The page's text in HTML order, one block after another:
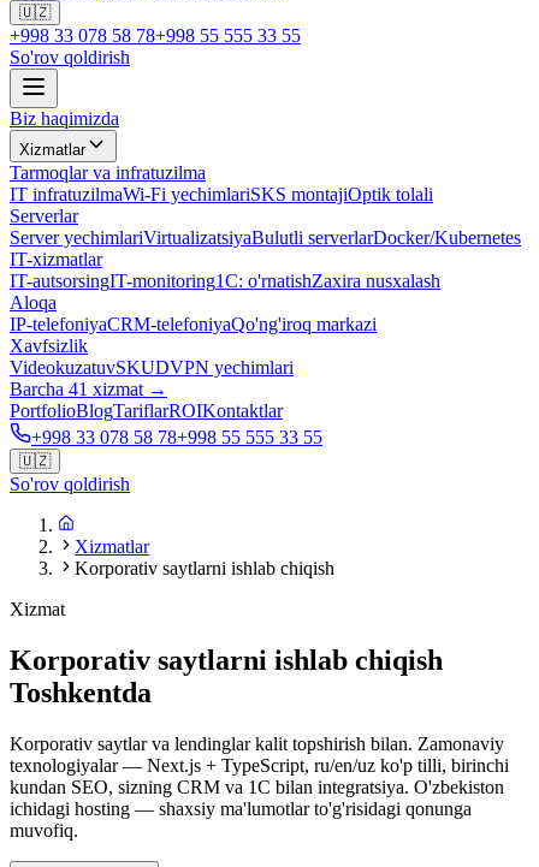
🇺🇿
+998 33 078 58 78+998 55 555 33 55
So'rov qoldirish
Biz haqimizda
Xizmatlar
Tarmoqlar va infratuzilma
IT infratuzilmaWi-Fi yechimlariSKS montajiOptik tolali
Serverlar
Server yechimlariVirtualizatsiyaBulutli serverlarDocker/Kubernetes
IT-xizmatlar
IT-autsorsingIT-monitoring1C: o'rnatishZaxira nusxalash
Aloqa
IP-telefoniyaCRM-telefoniyaQo'ng'iroq markazi
Xavfsizlik
VideokuzatuvSKUDVPN yechimlari
Barcha 41 xizmat →
PortfolioBlogTariflarROIKontaktlar
+998 33 078 58 78+998 55 555 33 55
🇺🇿
So'rov qoldirish
Xizmatlar
Korporativ saytlarni ishlab chiqish
Xizmat
Korporativ saytlarni ishlab chiqish
Toshkentda
Korporativ saytlar va lendinglar kalit topshirish bilan. Zamonaviy
texnologiyalar — Next.js + TypeScript, ru/en/uz ko'p tilli, birinchi
kundan SEO, sizning CRM va 1C bilan integratsiya. O'zbekiston
ichidagi hosting — shaxsiy ma'lumotlar to'g'risidagi qonunga
muvofiq.